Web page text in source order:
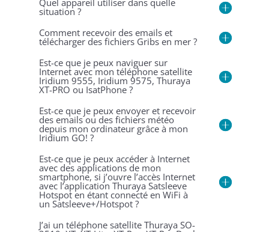
Quel appareil utiliser dans quelle
situation ?
Comment recevoir des emails et
télécharger des fichiers Gribs en mer ?
Est-ce que je peux naviguer sur
Internet avec mon téléphone satellite
Iridium 9555, Iridium 9575, Thuraya
XT-PRO ou IsatPhone ?
Est-ce que je peux envoyer et recevoir
des emails ou des fichiers météo
depuis mon ordinateur grâce à mon
Iridium GO! ?
Est-ce que je peux accéder à Internet
avec des applications de mon
smartphone, si j’ouvre l’accès Internet
avec l’application Thuraya Satsleeve
Hotspot en étant connecté en WiFi à
un Satsleeve+/Hotspot ?
J’ai un téléphone satellite Thuraya SO-